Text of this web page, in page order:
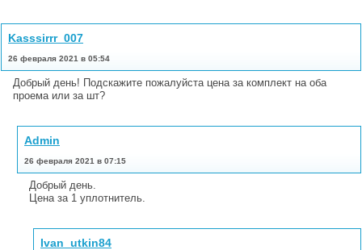
Kasssirrr_007
26 февраля 2021 в 05:54
Добрый день! Подскажите пожалуйста цена за комплект на оба
проема или за шт?
Admin
26 февраля 2021 в 07:15
Добрый день.
Цена за 1 уплотнитель.
Ivan_utkin84